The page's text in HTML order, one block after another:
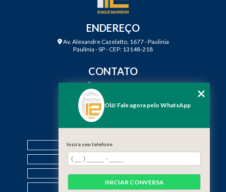
ENDEREÇO
Av. Alexandre Cazelatto, 1677 - Paulinia
Paulínia - SP - CEP: 13148-218
CONTATO
(19) 3888-2923
(19) 99968-7979
contato@f12engenharia.com.br
MENU
HOME
QUEM SOMOS
SERVIÇOS
CONTATO
Olá! Fale agora pelo WhatsApp
Insira seu telefone
INICIAR CONVERSA